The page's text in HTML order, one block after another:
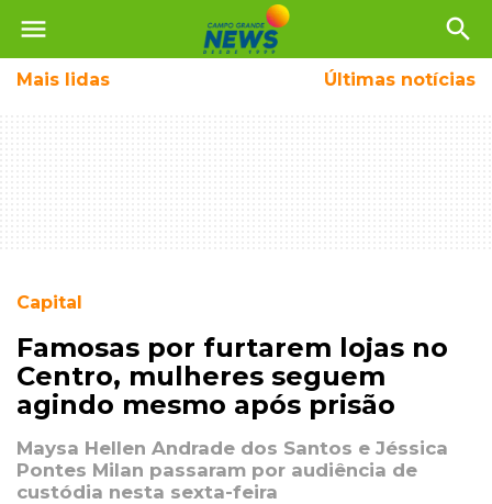
menu search
Mais lidas Últimas notícias
Capital
Famosas por furtarem lojas no
Centro, mulheres seguem
agindo mesmo após prisão
Maysa Hellen Andrade dos Santos e Jéssica
Pontes Milan passaram por audiência de
custódia nesta sexta-feira